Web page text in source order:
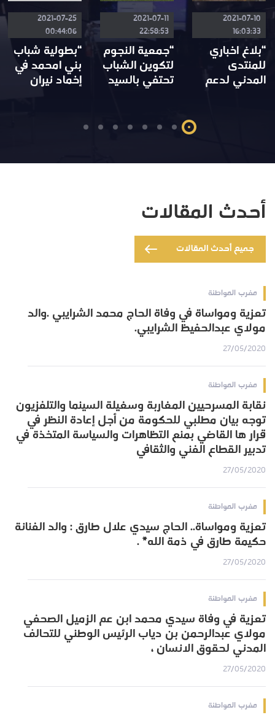
2021-07-25
00:44:06
“بطولية شباب
بني امحمد في
إخماد نيران
2021-07-11
22:58:53
“جمعية النجوم
لتكوين الشباب
تحتفي بالسيد
البغدادي احمد”
2021-07-10
16:03:33
“بلاغ اخباري
للمنتدى
المدني لدعم
ومواكبة برامج
مدينة مكناس”
أحدث المقالات
جميع أحدث المقالات
مغرب المواطنة
تعزية ومواساة في وفاة الحاج محمد الشرايبي .والد
مولاي عبدالحفيظ الشرايبي.
27/05/2020
مغرب المواطنة
نقابة المسرحيين المغاربة وسغيلة السينما والتلفزيون
توجه بيان مطلبي للحكومة من أجل إعادة النظر في
قرار ها القاضي بمنع التظاهرات والسياسة المتخذة في
تدبير القطاع الفني والثقافي
27/05/2020
مغرب المواطنة
تعزية ومواساة.. الحاج سيدي علال طارق : والد الفنانة
حكيمة طارق في ذمة الله* .
27/05/2020
مغرب المواطنة
تعزية في وفاة سيدي محمد ابن عم الزميل الصحفي
مولاي عبدالرحمن بن دياب الرئيس الوطني للتحالف
المدني لحقوق الانسان ،
27/05/2020
مغرب المواطنة